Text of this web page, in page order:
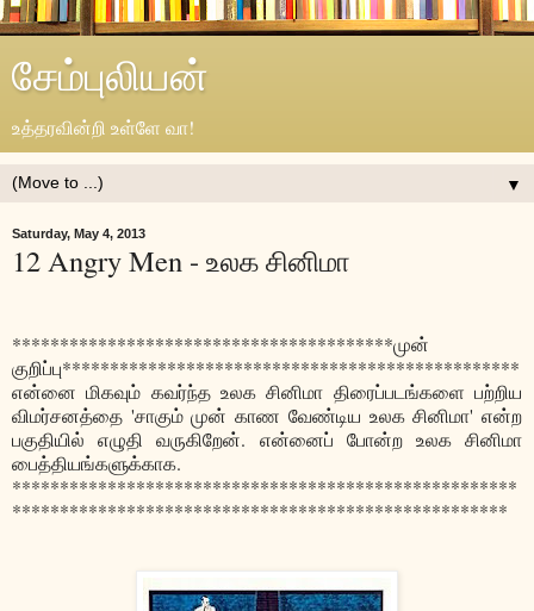
சேம்புலியன்
உத்தரவின்றி உள்ளே வா!
▼
Saturday, May 4, 2013
12 Angry Men - உலக சினிமா
****************************************முன்
குறிப்பு************************************************
என்னை மிகவும் கவர்ந்த உலக சினிமா திரைப்படங்களை பற்றிய
விமர்சனத்தை 'சாகும் முன் காண வேண்டிய உலக சினிமா' என்ற
பகுதியில் எழுதி வருகிறேன். என்னைப் போன்ற உலக சினிமா
பைத்தியங்களுக்காக.
*****************************************************
****************************************************